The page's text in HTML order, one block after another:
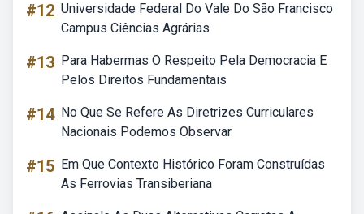
#12 Universidade Federal Do Vale Do São Francisco
Campus Ciências Agrárias
#13 Para Habermas O Respeito Pela Democracia E
Pelos Direitos Fundamentais
#14 No Que Se Refere As Diretrizes Curriculares
Nacionais Podemos Observar
#15 Em Que Contexto Histórico Foram Construídas
As Ferrovias Transiberiana